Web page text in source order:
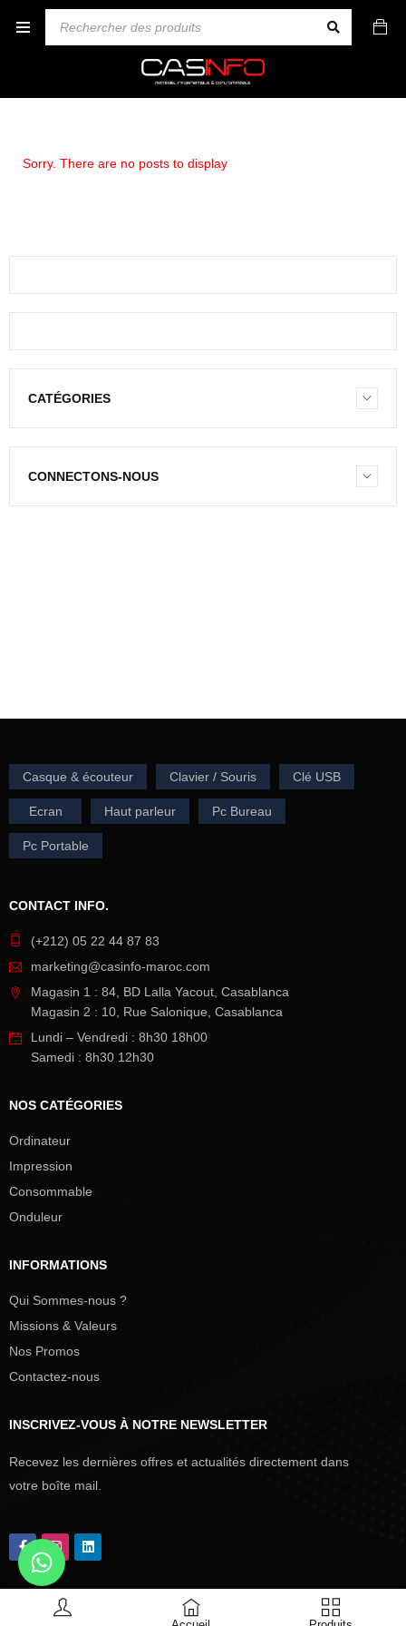
Sorry. There are no posts to display
CATÉGORIES
CONNECTONS-NOUS
Casque & écouteur Clavier / Souris Clé USB
Ecran Haut parleur Pc Bureau
Pc Portable
CONTACT INFO.
(+212) 05 22 44 87 83
marketing@casinfo-maroc.com
Magasin 1 : 84, BD Lalla Yacout, Casablanca
Magasin 2 : 10, Rue Salonique, Casablanca
Lundi – Vendredi : 8h30 18h00
Samedi : 8h30 12h30
NOS CATÉGORIES
Ordinateur
Impression
Consommable
Onduleur
INFORMATIONS
Qui Sommes-nous ?
Missions & Valeurs
Nos Promos
Contactez-nous
INSCRIVEZ-VOUS À NOTRE NEWSLETTER
Recevez les dernières offres et actualités directement dans
votre boîte mail.